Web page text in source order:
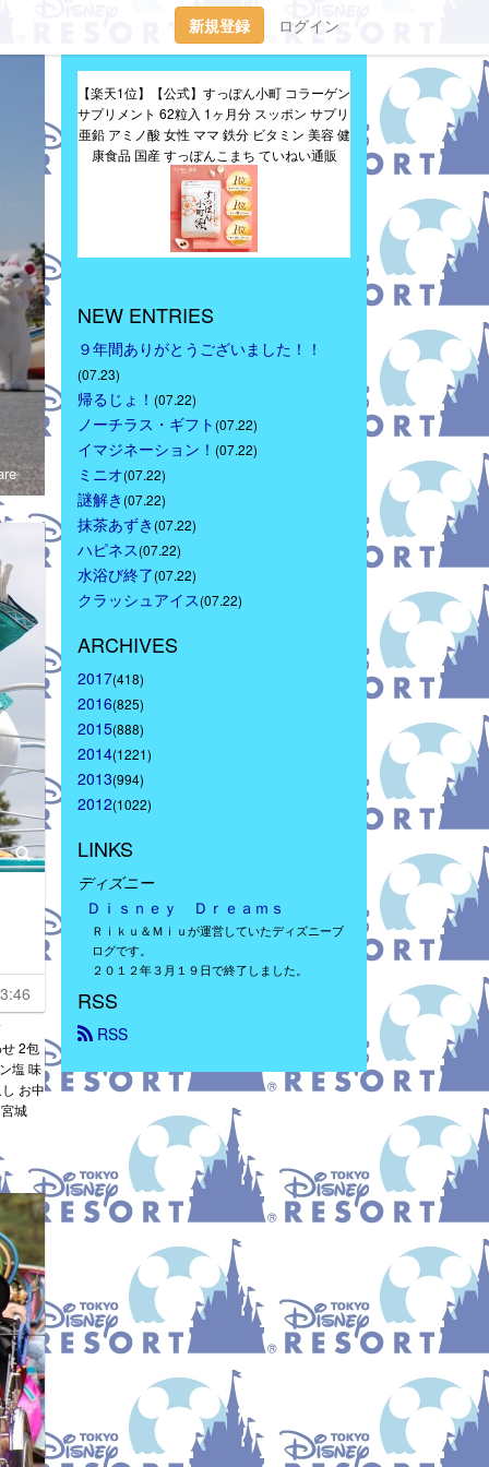
新規登録 ログイン
2包
塩 味
お中
城
【楽天1位】【公式】すっぽん小町 コラーゲン
サプリメント 62粒入 1ヶ月分 スッポン サプリ
亜鉛 アミノ酸 女性 ママ 鉄分 ビタミン 美容 健
康食品 国産 すっぽんこまち ていねい通販
NEW ENTRIES
９年間ありがとうございました！！
(07.23)
帰るじょ！ (07.22)
ノーチラス・ギフト(07.22)
イマジネーション！ (07.22)
ミニオ(07.22)
謎解き(07.22)
抹茶あずき(07.22)
ハピネス(07.22)
水浴び終了(07.22)
クラッシュアイス(07.22)
ARCHIVES
2017(418)
2016(825)
2015(888)
2014(1221)
2013(994)
2012(1022)
LINKS
ディズニー
Ｄｉｓｎｅｙ　Ｄｒｅａｍｓ
Ｒｉｋｕ＆Ｍｉｕが運営していたディズニーブ
ログです。
２０１２年３月１９日で終了しました。
RSS
RSS